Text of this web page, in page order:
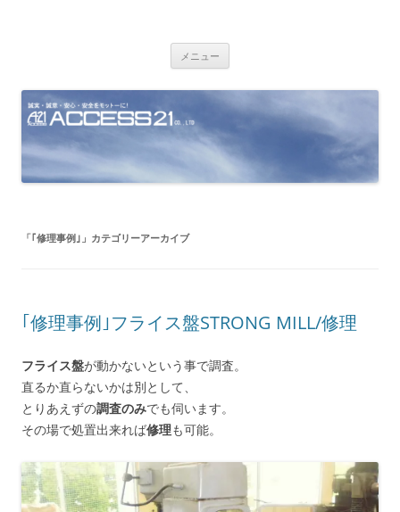
キ
ッ
プ
メニュー
「｢修理事例｣ 」カテゴリーアーカイブ
｢修理事例｣フライス盤STRONG MILL/修理
フライス盤が動かないという事で調査。
直るか直らないかは別として、
とりあえずの調査のみでも伺います。
その場で処置出来れば修理も可能。